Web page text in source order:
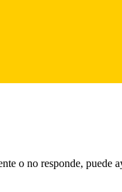
o no responde, puede